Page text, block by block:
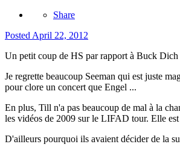
Share
Posted April 22, 2012
Un petit coup de HS par rapport à Buck Dich
Je regrette beaucoup Seeman qui est juste
pour clore un concert que Engel ...
En plus, Till n'a pas beaucoup de mal à la
les vidéos de 2009 sur le LIFAD tour. Elle
D'ailleurs pourquoi ils avaient décider de la